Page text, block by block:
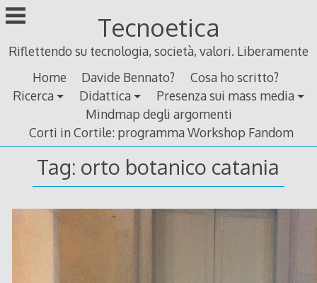
Skip
to
Tecnoetica
Riflettendo su tecnologia, società, valori. Liberamente
Home
Davide Bennato?
Cosa ho scritto?
Ricerca
Didattica
Presenza sui mass media
Mindmap degli argomenti
Corti in Cortile: programma Workshop Fandom
Tag: orto botanico catania